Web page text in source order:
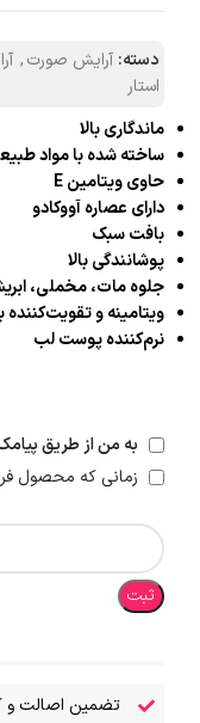
دسته: آرایش صورت,
استار
ماندگاری بالا
ساخته شده با مواد
حاوی ویتامین E
دارای عصاره آووکادو
بافت سبک
پوشانندگی بالا
جلوه مات، مخملی،
ویتامینه و
نرم‌کننده پوست لب
به من از طریق
زمانی که محصول
ثبت
تضمین اصالت و